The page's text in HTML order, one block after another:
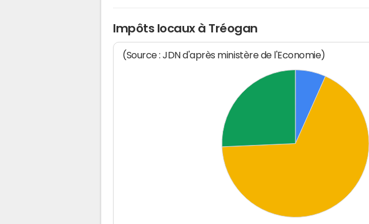
Impôts locaux à Tréogan
(Source : JDN d'après ministère de l'Economie)